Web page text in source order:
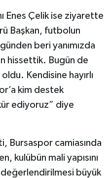
Enes Çelik ise ziyarette
Başkan, futbolun
beri yanımızda
hissettik. Bugün de
Kendisine hayırlı
kim destek
ediyoruz” diye
Bursaspor camiasında
kulübün mali yapısını
büyük